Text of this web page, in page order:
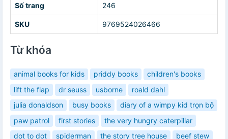
Số trang 246
SKU 9769524026466
Từ khóa
animal books for kids priddy books
children's books
lift the flap
dr seuss usborne
roald dahl
julia donaldson
busy books
diary of a wimpy kid trọn bộ
paw patrol
first stories
the very hungry caterpillar
dot to dot
spiderman the story tree house
beef stew